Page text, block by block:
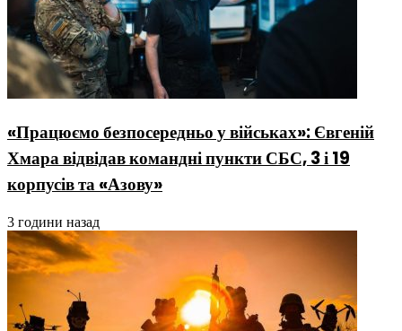
«Працюємо безпосередньо у військах»: Євгеній
Хмара відвідав командні пункти СБС, 3 і 19
корпусів та «Азову»
3 години назад